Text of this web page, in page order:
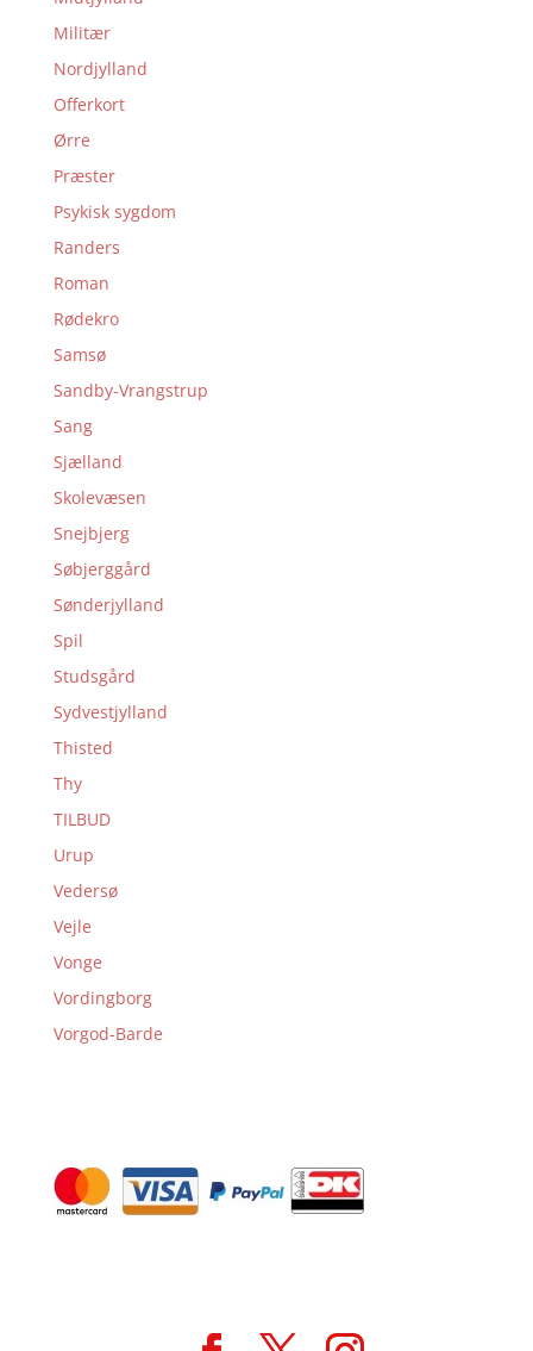
Militær
Nordjylland
Offerkort
Ørre
Præster
Psykisk sygdom
Randers
Roman
Rødekro
Samsø
Sandby-Vrangstrup
Sang
Sjælland
Skolevæsen
Snejbjerg
Søbjerggård
Sønderjylland
Spil
Studsgård
Sydvestjylland
Thisted
Thy
TILBUD
Urup
Vedersø
Vejle
Vonge
Vordingborg
Vorgod-Barde